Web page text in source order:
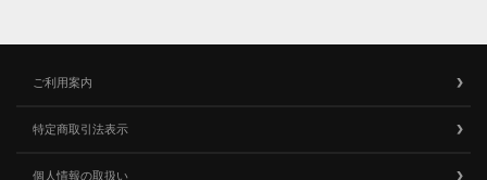
ご利用案内
特定商取引法表示
個人情報の取扱い